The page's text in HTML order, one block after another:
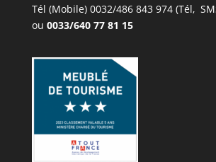
Tél (Mobile) 0032/486 843 974(Tél,
ou 0033/640 77 81 15